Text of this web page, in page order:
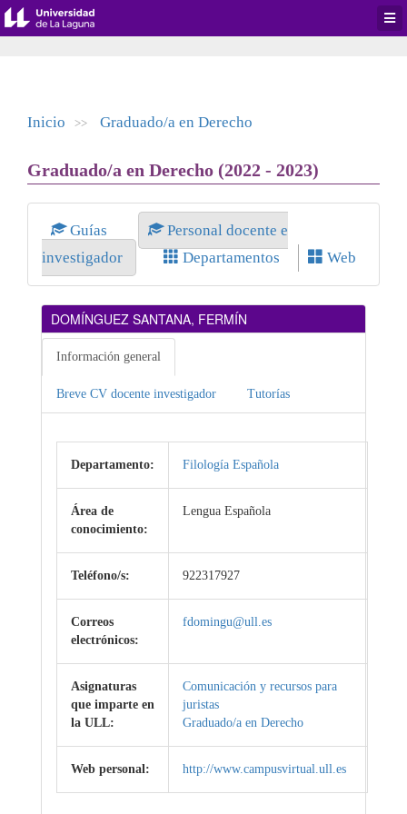
Inicio >> Graduado/a en Derecho
Graduado/a en Derecho (2022 - 2023)
Guías
Personal docente e
investigador
Departamentos Web
DOMÍNGUEZ SANTANA, FERMÍN
Información general
Breve CV docente investigador Tutorías
Departamento: Filología Española
Área de
conocimiento:
Lengua Española
Teléfono/s: 922317927
Correos
electrónicos:
fdomingu@ull.es
Asignaturas
que imparte en
la ULL:
Comunicación y recursos para
juristas
Graduado/a en Derecho
Web personal: http://www.campusvirtual.ull.es